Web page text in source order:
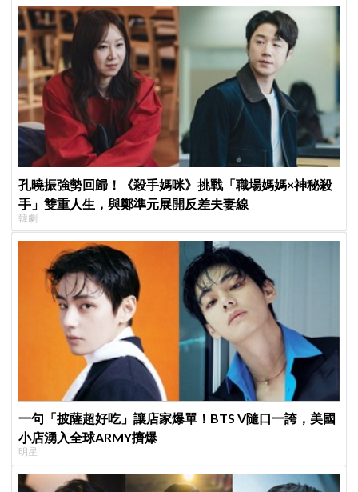
孔曉振強勢回歸！《殺手媽咪》挑戰「職場媽媽×神秘殺
手」雙重人生，與鄭準元展開反差夫妻線
韓劇
一句「披薩超好吃」讓店家爆單！BTS V隨口一誇，美國
小店湧入全球ARMY擠爆
明星